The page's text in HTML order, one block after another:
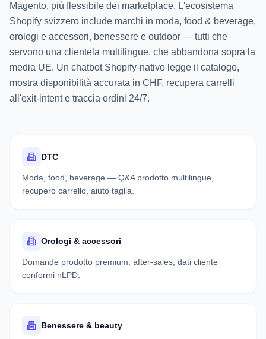
Magento, più flessibile dei marketplace. L'ecosistema
Shopify svizzero include marchi in moda, food & beverage,
orologi e accessori, benessere e outdoor — tutti che
servono una clientela multilingue, che abbandona sopra la
media UE. Un chatbot Shopify-nativo legge il catalogo,
mostra disponibilità accurata in CHF, recupera carrelli
all'exit-intent e traccia ordini 24/7.
DTC
Moda, food, beverage — Q&A prodotto multilingue,
recupero carrello, aiuto taglia.
Orologi & accessori
Domande prodotto premium, after-sales, dati cliente
conformi nLPD.
Benessere & beauty